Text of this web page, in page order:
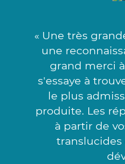
« Une très
une
grand merci
s'essaye à
le plus
produite. Les
à partir de
translucides